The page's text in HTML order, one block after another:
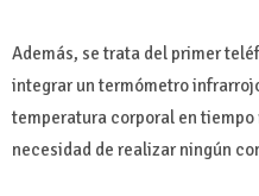
Además, se trata del primer
integrar un termómetro
temperatura corporal en tiempo
necesidad de realizar ningún